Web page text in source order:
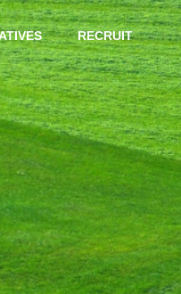
RECRUIT
ACCESS
アクセス
Employee